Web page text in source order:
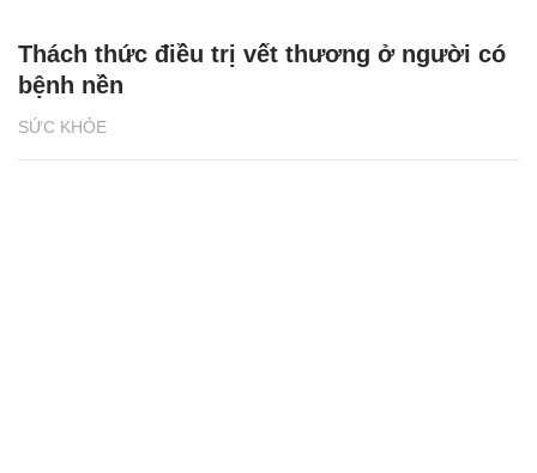
SỨC KHỎE
Thách thức điều trị vết thương ở người có
bệnh nền